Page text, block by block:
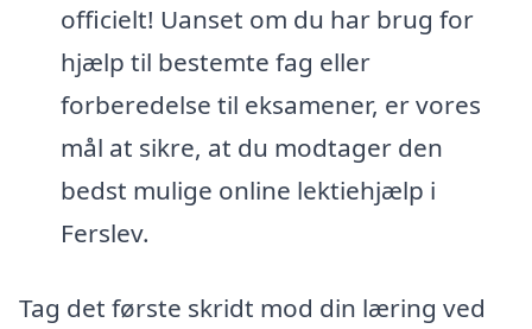
officielt! Uanset om du har brug for
hjælp til bestemte fag eller
forberedelse til eksamener, er vores
mål at sikre, at du modtager den
bedst mulige online lektiehjælp i
Ferslev.
Tag det første skridt mod din læring ved